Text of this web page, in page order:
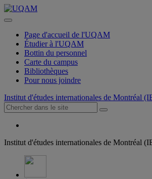
Page d'accueil de l'UQAM
Étudier à l'UQAM
Bottin du personnel
Carte du campus
Bibliothèques
Pour nous joindre
Institut d'études internationales de Montréal
Institut d'études internationales de Montréal